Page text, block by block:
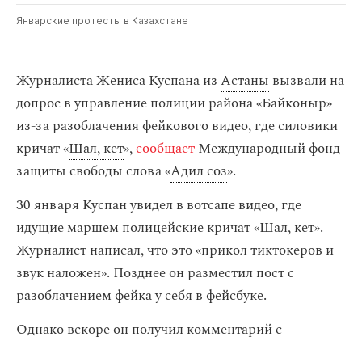
Январские протесты в Казахстане
Журналиста Жениса Куспана изАстаны вызвали на
допрос в управление полиции района «Байконыр»
из-за разоблачения фейкового видео, где силовики
кричат «Шал, кет»,сообщаетМеждународный фонд
защиты свободы слова «Адил соз».
30 января Куспан увидел в вотсапе видео, где
идущие маршем полицейские кричат «Шал, кет».
Журналист написал, что это «прикол тиктокеров и
звук наложен». Позднее он разместил пост с
разоблачением фейка у себя в фейсбуке.
Однако вскоре он получил комментарий с